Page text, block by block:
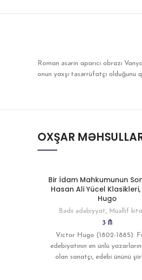
Roman əsərin aparıcı obrazı
onun yaxşı təsərrüfatçı olduğunu
OXŞAR
Bir İdam Mahkumunun
Hasan Ali Yücel
Hugo
Bədii ədəbiyyat Müəllif
3 ₼
Victor Hugo (1802-1885):
edebiyatının en ünlü
olan sanatçı, edebi ününü